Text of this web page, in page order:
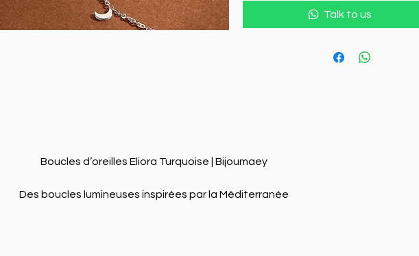
Talk to us
Boucles d’oreilles Eliora Turquoise | Bijoumaey
Des boucles lumineuses inspirées par la Méditerranée